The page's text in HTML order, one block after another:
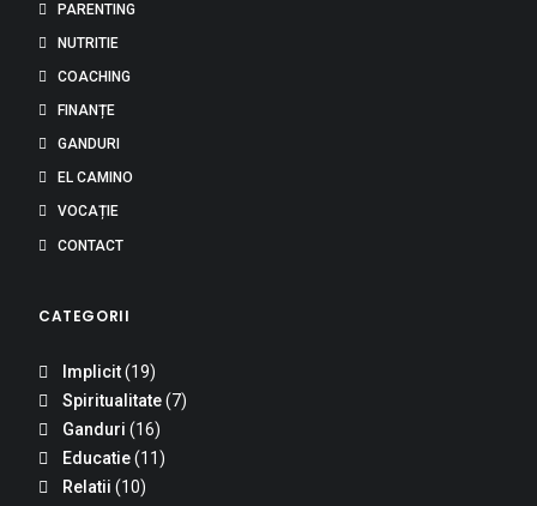
PARENTING
NUTRITIE
COACHING
FINANȚE
GANDURI
EL CAMINO
VOCAȚIE
CONTACT
CATEGORII
Implicit(19)
Spiritualitate(7)
Ganduri (16)
Educatie(11)
Relatii (10)